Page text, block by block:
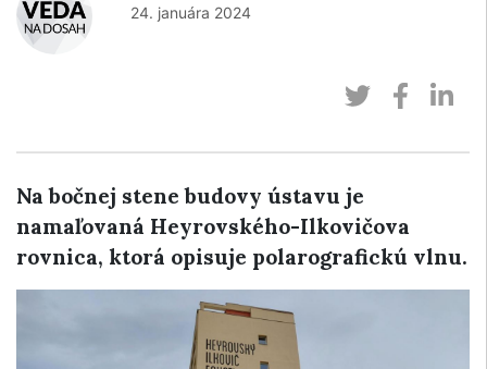
24. januára 2024
Na bočnej stene budovy ústavu je
namaľovaná Heyrovského-Ilkovičova
rovnica, ktorá opisuje polarografickú vlnu.